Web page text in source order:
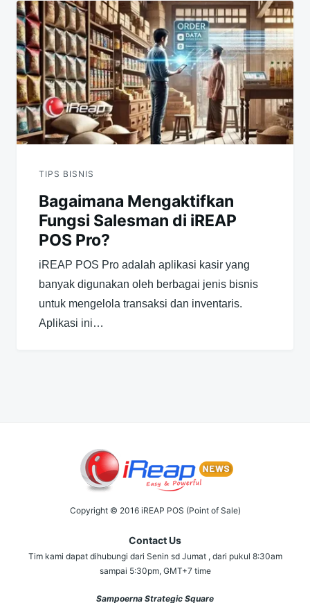
TIPS BISNIS
Bagaimana Mengaktifkan
Fungsi Salesman di iREAP
POS Pro?
iREAP POS Pro adalah aplikasi kasir yang
banyak digunakan oleh berbagai jenis bisnis
untuk mengelola transaksi dan inventaris.
Aplikasi ini…
Copyright © 2016 iREAP POS (Point of Sale)
Contact Us
Tim kami dapat dihubungi dari Senin sd Jumat , dari pukul 8:30am
sampai 5:30pm, GMT+7 time
Sampoerna Strategic Square